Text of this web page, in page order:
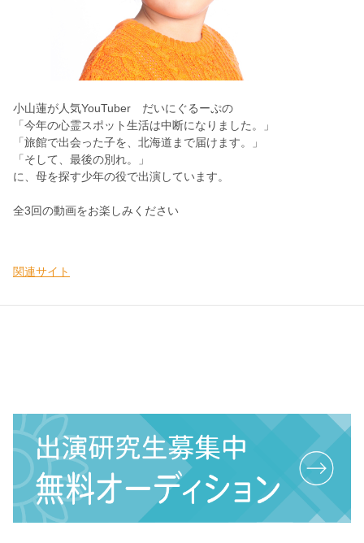
小山蓮が人気YouTuber だいにぐるーぷの
「 今年の心霊スポット生活は中断になりました。
」
「旅館で出会った子を、北海道まで届けます。」
「そして、最後の別れ。」
に、母を探す少年の役で出演しています。
全3回の動画をお楽しみください
関連サイト